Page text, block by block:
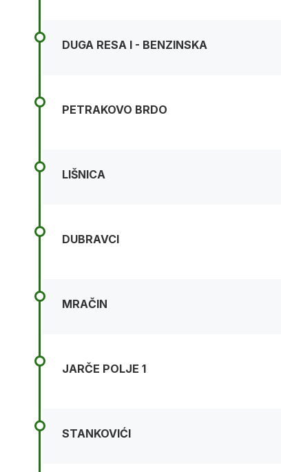
DUGA RESA I - BENZINSKA
PETRAKOVO BRDO
LIŠNICA
DUBRAVCI
MRAČIN
JARČE POLJE 1
STANKOVIĆI